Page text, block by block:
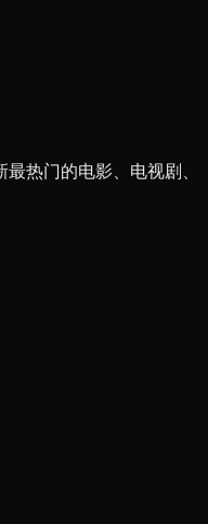
热门的电影、电视剧、